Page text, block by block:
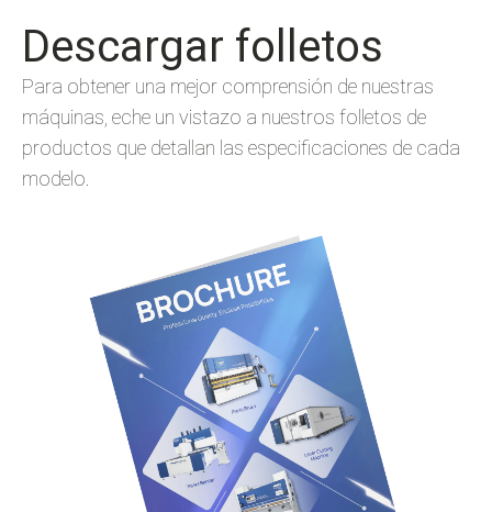
Descargar folletos
Para obtener una mejor comprensión de nuestras
máquinas, eche un vistazo a nuestros folletos de
productos que detallan las especificaciones de cada
modelo.